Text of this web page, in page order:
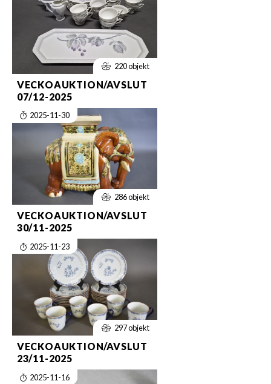
220 objekt
VECKOAUKTION/AVSLUT
07/12-2025
2025-11-30
286 objekt
VECKOAUKTION/AVSLUT
30/11-2025
2025-11-23
297 objekt
VECKOAUKTION/AVSLUT
23/11-2025
2025-11-16